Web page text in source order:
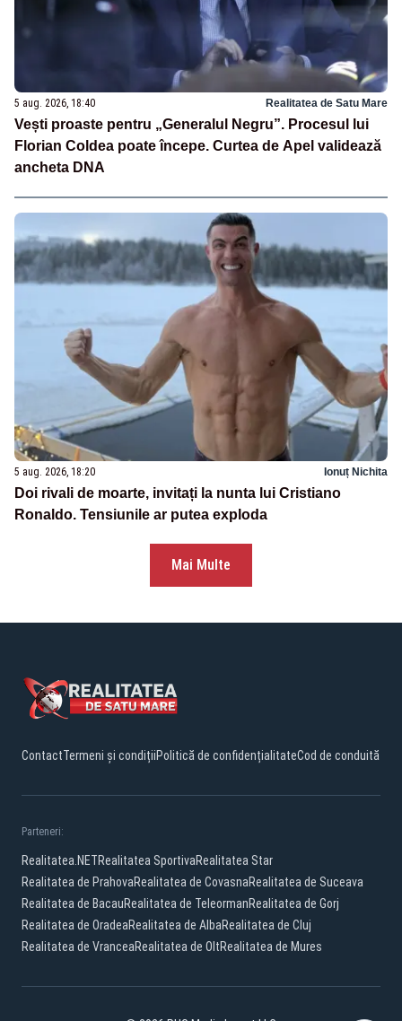
5 aug. 2026, 18:40 Realitatea de Satu Mare
Vești proaste pentru „Generalul Negru”. Procesul lui
Florian Coldea poate începe. Curtea de Apel validează
ancheta DNA
5 aug. 2026, 18:20 Ionuț Nichita
Doi rivali de moarte, invitați la nunta lui Cristiano
Ronaldo. Tensiunile ar putea exploda
Mai Multe
ContactTermeni și condițiiPolitică de confidențialitateCod de conduită
Parteneri:
Realitatea.NETRealitatea SportivaRealitatea Star
Realitatea de PrahovaRealitatea de CovasnaRealitatea de Suceava
Realitatea de BacauRealitatea de TeleormanRealitatea de Gorj
Realitatea de OradeaRealitatea de AlbaRealitatea de Cluj
Realitatea de VranceaRealitatea de OltRealitatea de Mures